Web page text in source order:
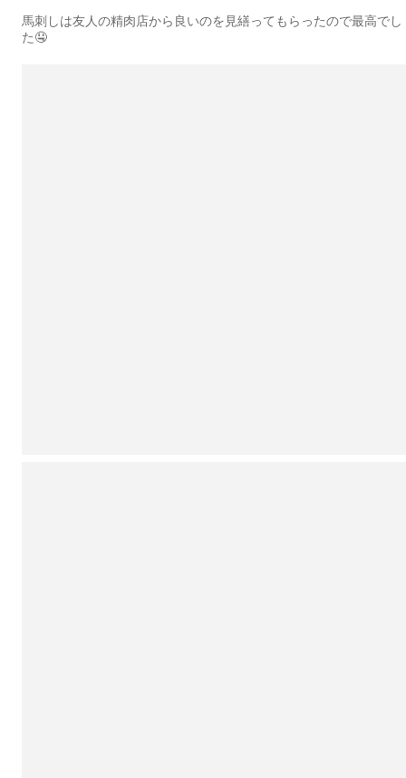
馬刺しは友人の精肉店から良いのを見繕ってもらったので最高でし
た🤤